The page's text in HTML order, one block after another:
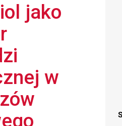
jako
w